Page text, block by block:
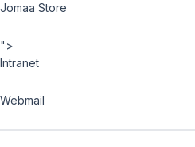
Jomaa Store
">
Intranet
Webmail